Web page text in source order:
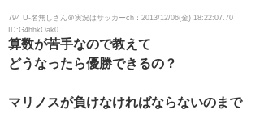
794 U-名無しさん＠実況はサッカーch：2013/12/06(金) 18:22:07.70
ID:G4hhkOak0
算数が苦手なので教えて
どうなったら優勝できるの？
マリノスが負けなければならないのまで